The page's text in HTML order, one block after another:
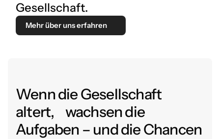
Gesellschaft.
Mehr über uns erfahren
Wenn die Gesellschaft
altert, wachsen die
Aufgaben – und die Chancen